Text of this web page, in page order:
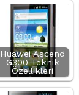
Huawei Ascend
G300 Teknik
Özellikleri